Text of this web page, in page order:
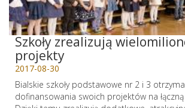
Szkoły zrealizują
projekty
2017-08-30
Bialskie szkoły podstawowe nr 2 i 3
dofinansowania swoich projektów na